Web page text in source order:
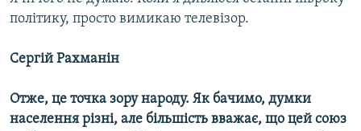
політику, просто вимикаю телевізор.
Сергій Рахманін
Отже, це точка зору народу. Як бачимо, думки
населення різні, але більшість вважає, що цей союз